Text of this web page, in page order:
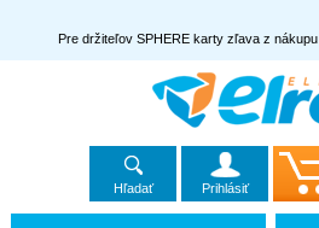
Pre držiteľov SPHERE karty zľava z nákupu
Hľadať Prihlásiť